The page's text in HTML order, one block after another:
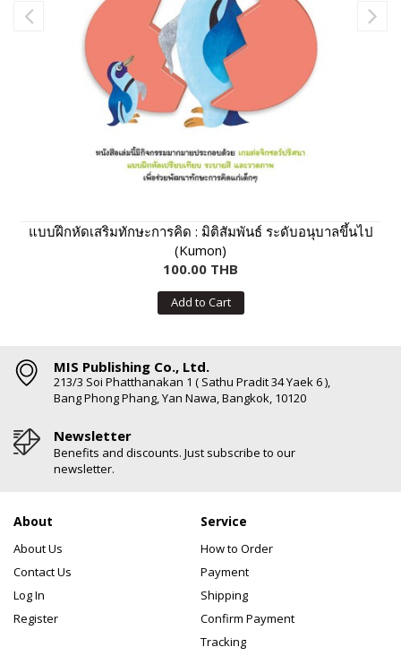
แบบฝึกหัดเสริมทักษะการคิด : มิติสัมพันธ์ ระดับอนุบาลขึ้นไป
(Kumon)
100.00 THB
Add to Cart
MIS Publishing Co., Ltd.
213/3 Soi Phatthanakan 1 ( Sathu Pradit 34 Yaek 6 ),
Bang Phong Phang, Yan Nawa, Bangkok, 10120
Newsletter
Benefits and discounts. Just subscribe to our
newsletter.
About
About Us
Contact Us
Log In
Register
Service
How to Order
Payment
Shipping
Confirm Payment
Tracking